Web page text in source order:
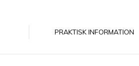
PRAKTISK INFORMATION